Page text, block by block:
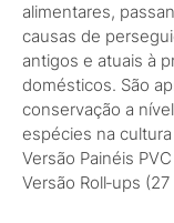
alimentares,
causas de
antigos e atuais à
domésticos. São
conservação a
espécies na
Versão Painéis
Versão Roll‑ups